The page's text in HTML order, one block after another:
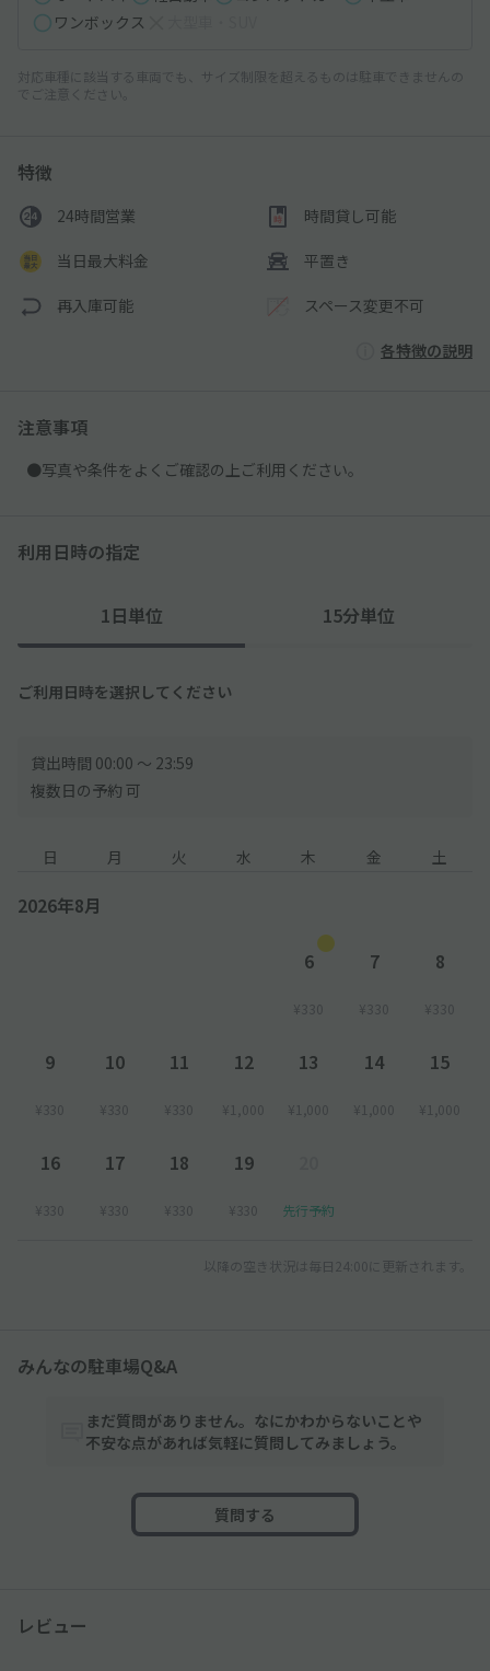
ワンボックス
対応車種に該当する車両でも、サイズ制限を超えるものは駐車できませんの
でご注意ください。
特徴
24時間営業 時間貸し可能
当日最大料金 平置き
再入庫可能 スペース変更不可
各特徴の説明
注意事項
●写真や条件をよくご確認の上ご利用ください。
利用日時の指定
1日単位 15分単位
ご利用日時を選択してください
貸出時間 00:00 〜 23:59
複数日の予約 可
日 月 火 水 木 金 土
2026年8月
6
¥330
7
¥330
8
¥330
9
¥330
10
¥330
11
¥330
12
¥1,000
13
¥1,000
14
¥1,000
15
¥1,000
16
¥330
17
¥330
18
¥330
19
¥330 先行予約
以降の空き状況は毎日24:00に更新されます。
みんなの駐車場Q&A
まだ質問がありません。なにかわからないことや
不安な点があれば気軽に質問してみましょう。
質問する
レビュー